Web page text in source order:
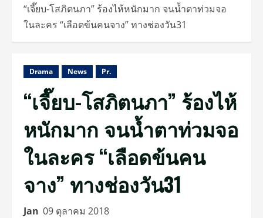
“เจี๊ยบ-โสภิตนภา” ร้องไห้หนักมาก จนน้ำตาท่วมจอ
ในละคร “เลือดข้นคนจาง” ทางช่องวัน31
Drama News Pr.
“เจี๊ยบ-โสภิตนภา” ร้องไห้
หนักมาก จนน้ำตาท่วมจอ
ในละคร “เลือดข้นคน
จาง” ทางช่องวัน31
Jan 09 ตุลาคม 2018